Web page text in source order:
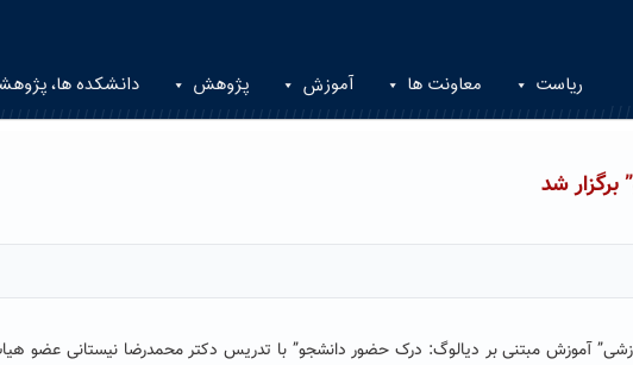
ریاست معاونت ها آموزش پژوهش دانشکده ها،
شد
آموزش مبتنی بر دیالوگ: درک حضور دانشجو” با تدریس دکتر محمدرضا نیستانی عضو